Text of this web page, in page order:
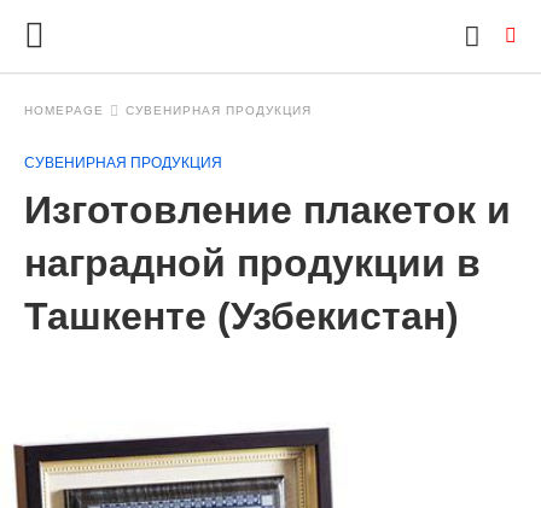
HOMEPAGE СУВЕНИРНАЯ ПРОДУКЦИЯ
СУВЕНИРНАЯ ПРОДУКЦИЯ
Изготовление плакеток и
наградной продукции в
Ташкенте (Узбекистан)